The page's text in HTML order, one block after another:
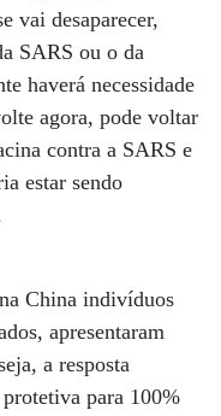
vai desaparecer,
SARS ou o da
haverá necessidade
agora, pode voltar
contra a SARS e
estar sendo
China indivíduos
apresentaram
a resposta
para 100%